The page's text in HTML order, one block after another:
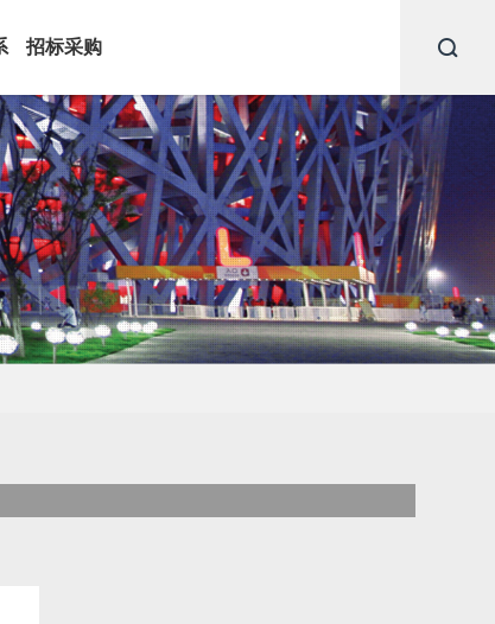
招标采购 
化定制照明
路灯
灯
院灯
软件平台
· 多功能智慧路灯管理平台
· 智慧园区绿道运营管理平
台